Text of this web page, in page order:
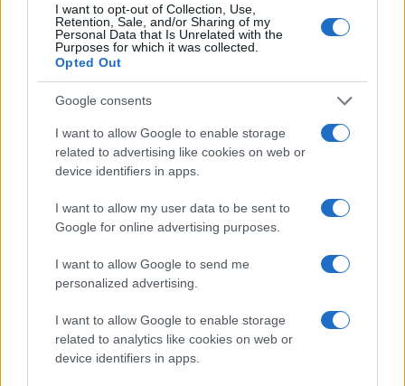
I want to opt-out of Collection, Use,
Retention, Sale, and/or Sharing of my
Personal Data that Is Unrelated with the
Purposes for which it was collected.
Opted Out
Google consents
I want to allow Google to enable storage
related to advertising like cookies on web or
device identifiers in apps.
I want to allow my user data to be sent to
Google for online advertising purposes.
I want to allow Google to send me
personalized advertising.
I want to allow Google to enable storage
related to analytics like cookies on web or
device identifiers in apps.